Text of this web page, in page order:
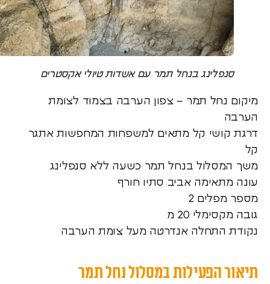
סנפלינג בנחל תמר עם אשדות טיולי אקסטרים
מיקום נחל תמר – צפון הערבה בצמוד לצומת
הערבה
דרגת קושי קל מתאים למשפחות המחפשות אתגר
קל
משך המסלול בנחל תמר כשעה ללא סנפלינג
עונה מתאימה אביב סתיו חורף
מספר מפלים 2
גובה מקסימלי 20 מ
נקודת התחלה אנדרטה מעל צומת הערבה
תיאור הפעילות במסלול נחל תמר